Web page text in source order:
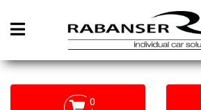
Open menu
0